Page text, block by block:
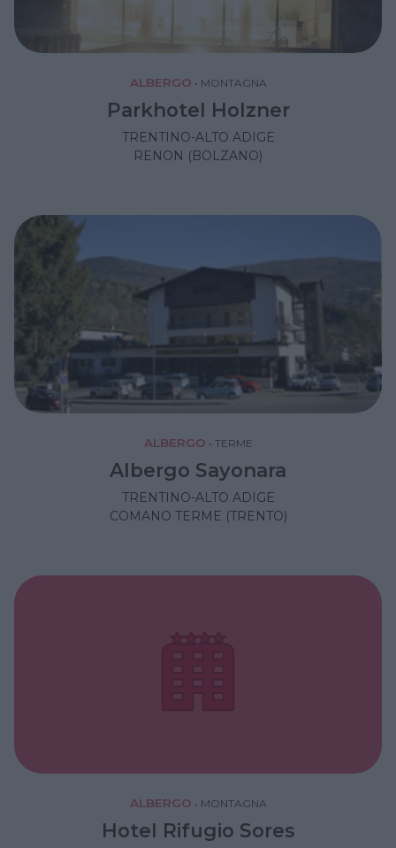
ALBERGO • MONTAGNA
Parkhotel Holzner
TRENTINO-ALTO ADIGE
RENON (BOLZANO)
ALBERGO • TERME
Albergo Sayonara
TRENTINO-ALTO ADIGE
COMANO TERME (TRENTO)
ALBERGO • MONTAGNA
Hotel Rifugio Sores